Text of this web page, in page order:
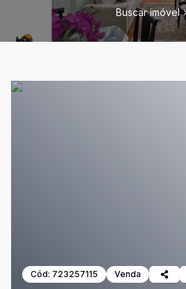
Buscar imóvel
Cód: 723257115 Venda